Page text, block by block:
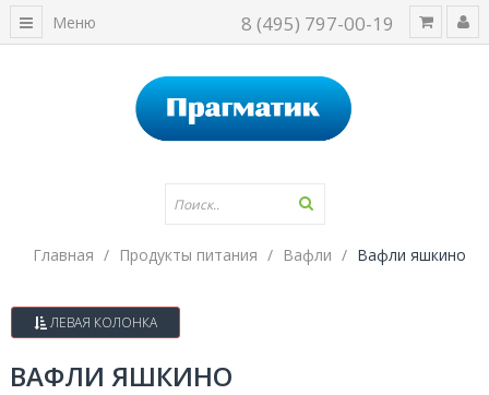
8 (495) 797-00-19
Меню
Главная Продукты питания Вафли Вафли яшкино
ЛЕВАЯ КОЛОНКА
ВАФЛИ ЯШКИНО